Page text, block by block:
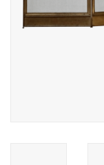
& Marmer